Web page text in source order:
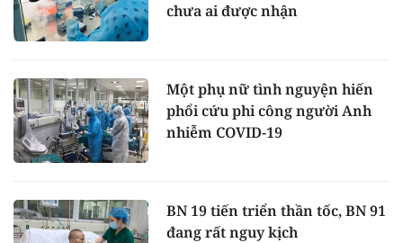
chưa ai được nhận
Một phụ nữ tình nguyện hiến
phổi cứu phi công người Anh
nhiễm COVID-19
BN 19 tiến triển thần tốc, BN 91
đang rất nguy kịch